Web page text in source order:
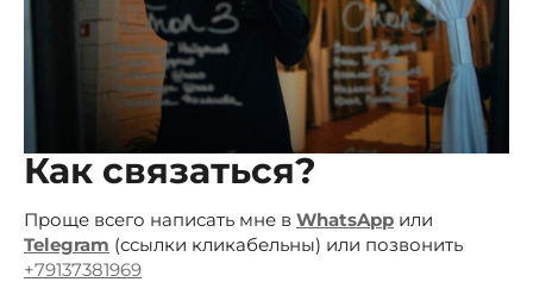
Как связаться?
Проще всего написать мне в WhatsApp или
Telegram (ссылки кликабельны) или позвонить
+79137381969